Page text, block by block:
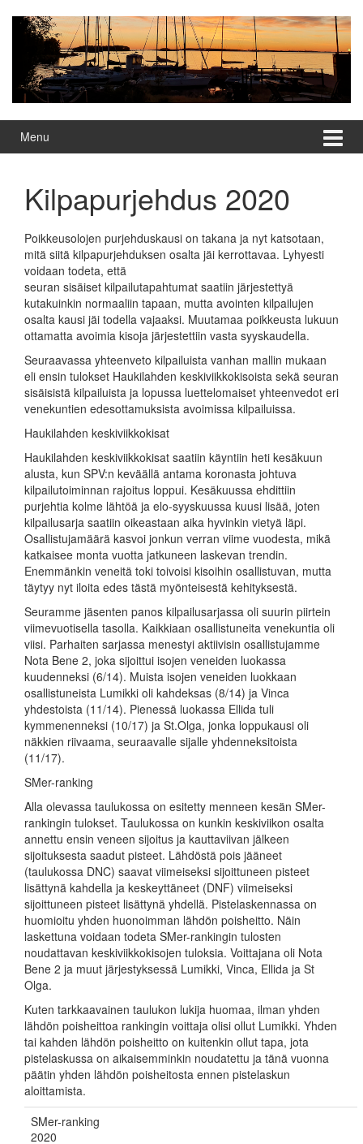
content
Menu
Kilpapurjehdus 2020
Poikkeusolojen purjehduskausi on takana ja nyt katsotaan,
mitä siitä kilpapurjehduksen osalta jäi kerrottavaa. Lyhyesti
voidaan todeta, että
seuran sisäiset kilpailutapahtumat saatiin järjestettyä
kutakuinkin normaaliin tapaan, mutta avointen kilpailujen
osalta kausi jäi todella vajaaksi. Muutamaa poikkeusta lukuun
ottamatta avoimia kisoja järjestettiin vasta syyskaudella.
Seuraavassa yhteenveto kilpailuista vanhan mallin mukaan
eli ensin tulokset Haukilahden keskiviikkokisoista sekä seuran
sisäisistä kilpailuista ja lopussa luettelomaiset yhteenvedot eri
venekuntien edesottamuksista avoimissa kilpailuissa.
Haukilahden keskiviikkokisat
Haukilahden keskiviikkokisat saatiin käyntiin heti kesäkuun
alusta, kun SPV:n keväällä antama koronasta johtuva
kilpailutoiminnan rajoitus loppui. Kesäkuussa ehdittiin
purjehtia kolme lähtöä ja elo-syyskuussa kuusi lisää, joten
kilpailusarja saatiin oikeastaan aika hyvinkin vietyä läpi.
Osallistujamäärä kasvoi jonkun verran viime vuodesta, mikä
katkaisee monta vuotta jatkuneen laskevan trendin.
Enemmänkin veneitä toki toivoisi kisoihin osallistuvan, mutta
täytyy nyt iloita edes tästä myönteisestä kehityksestä.
Seuramme jäsenten panos kilpailusarjassa oli suurin piirtein
viimevuotisella tasolla. Kaikkiaan osallistuneita venekuntia oli
viisi. Parhaiten sarjassa menestyi aktiivisin osallistujamme
Nota Bene 2, joka sijoittui isojen veneiden luokassa
kuudenneksi (6/14). Muista isojen veneiden luokkaan
osallistuneista Lumikki oli kahdeksas (8/14) ja Vinca
yhdestoista (11/14). Pienessä luokassa Ellida tuli
kymmenenneksi (10/17) ja St.Olga, jonka loppukausi oli
näkkien riivaama, seuraavalle sijalle yhdenneksitoista
(11/17).
SMer-ranking
Alla olevassa taulukossa on esitetty menneen kesän SMer-
rankingin tulokset. Taulukossa on kunkin keskiviikon osalta
annettu ensin veneen sijoitus ja kauttaviivan jälkeen
sijoituksesta saadut pisteet. Lähdöstä pois jääneet
(taulukossa DNC) saavat viimeiseksi sijoittuneen pisteet
lisättynä kahdella ja keskeyttäneet (DNF) viimeiseksi
sijoittuneen pisteet lisättynä yhdellä. Pistelaskennassa on
huomioitu yhden huonoimman lähdön poisheitto. Näin
laskettuna voidaan todeta SMer-rankingin tulosten
noudattavan keskiviikkokisojen tuloksia. Voittajana oli Nota
Bene 2 ja muut järjestyksessä Lumikki, Vinca, Ellida ja St
Olga.
Kuten tarkkaavainen taulukon lukija huomaa, ilman yhden
lähdön poisheittoa rankingin voittaja olisi ollut Lumikki. Yhden
tai kahden lähdön poisheitto on kuitenkin ollut tapa, jota
pistelaskussa on aikaisemminkin noudatettu ja tänä vuonna
päätin yhden lähdön poisheitosta ennen pistelaskun
aloittamista.
SMer-ranking
2020